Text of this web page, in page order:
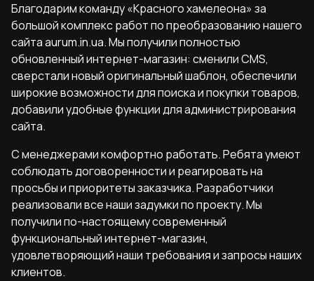
Благодарим команду «Красного хамелеона» за
большой комплекс работ по преобразованию нашего
сайта aurum.in.ua. Мы получили полностью
обновленный интернет-магазин: сменили CMS,
сверстали новый оригинальный шаблон, обеспечили
широкие возможности для поиска и покупки товаров,
добавили удобные функции для администрирования
сайта.
С менеджерами комфортно работать. Ребята умеют
соблюдать договоренности и реагировать на
просьбы и приоритеты заказчика. Разработчики
реализовали все наши задумки по проекту. Мы
получили по-настоящему современный
функциональный интернет-магазин,
удовлетворяющий наши требования и запросы наших
клиентов.